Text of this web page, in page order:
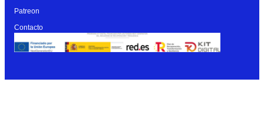
Patreon
Contacto